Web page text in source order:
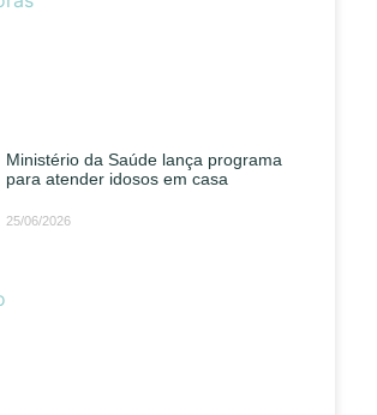
Ministério da Saúde lança programa
para atender idosos em casa
25/06/2026